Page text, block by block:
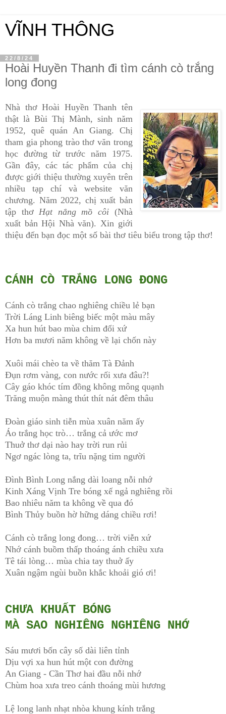
VĨNH THÔNG
22/8/24
Hoài Huyền Thanh đi tìm cánh cò trắng
long đong
Nhà thơ Hoài Huyền Thanh tên
thật là Bùi Thị Mành, sinh năm
1952, quê quán An Giang. Chị
tham gia phong trào thơ văn trong
học đường từ trước năm 1975.
Gần đây, các tác phẩm của chị
được giới thiệu thường xuyên trên
nhiều tạp chí và website văn
chương. Năm 2022, chị xuất bản
tập thơ Hạt nắng mồ côi (Nhà
xuất bản Hội Nhà văn). Xin giới
thiệu đến bạn đọc một số bài thơ tiêu biểu trong tập thơ!
CÁNH CÒ TRẮNG LONG ĐONG
Cánh cò trắng chao nghiêng chiều lẻ bạn
Trời Láng Linh biêng biếc một màu mây
Xa hun hút bao mùa chim đổi xứ
Hơn ba mươi năm không về lại chốn này
Xuôi mái chèo ta về thăm Tà Đảnh
Đụn rơm vàng, con nước rối xưa đâu?!
Cây gáo khóc tím đồng không mông quạnh
Trăng muộn màng thút thít nát đêm thâu
Đoàn giáo sinh tiễn mùa xuân năm ấy
Áo trắng học trò… trắng cả ước mơ
Thuở thơ dại nào hay trời run rủi
Ngơ ngác lòng ta, trĩu nặng tim người
Đình Bình Long nắng dài loang nỗi nhớ
Kinh Xáng Vịnh Tre bóng xế ngả nghiêng rồi
Bao nhiêu năm ta không về qua đó
Bình Thủy buồn hờ hững dáng chiều rơi!
Cánh cò trắng long đong… trời viễn xứ
Nhớ cánh buồm thấp thoáng ánh chiều xưa
Tê tái lòng… mùa chia tay thuở ấy
Xuân ngậm ngùi buồn khắc khoải gió ơi!
CHƯA KHUẤT BÓNG
MÀ SAO NGHIÊNG NGHIÊNG NHỚ
Sáu mươi bốn cây số dài liên tỉnh
Dịu vợi xa hun hút một con đường
An Giang - Cần Thơ hai đầu nỗi nhớ
Chùm hoa xưa treo cánh thoáng mùi hương
Lệ long lanh nhạt nhòa khung kính trắng